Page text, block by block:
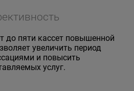
до пяти кассет повышенной
увеличить период
и повысить
услуг.